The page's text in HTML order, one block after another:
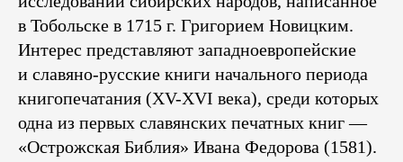
в Тобольске в 1715 г. Григорием Новицким.
Интерес представляют западноевропейские
и славяно-русские книги начального периода
книгопечатания (XV-XVI века), среди которых
одна из первых славянских печатных книг —
«Острожская Библия» Ивана Федорова (1581).